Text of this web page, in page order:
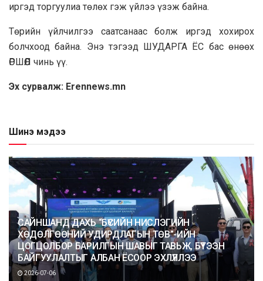
иргэд торгуулиа төлөх гэж үйлээ үзэж байна.
Төрийн үйлчилгээ саатсанаас болж иргэд хохирох
болчхоод байна. Энэ тэгээд ШУДАРГА ЁС бас өнөөх
ӨРШӨӨЛ чинь үү.
Эх сурвалж: Erennews.mn
Шинэ мэдээ
САЙНШАНД ДАХЬ “БҮСИЙН НИСЛЭГИЙН
ХӨДӨЛГӨӨНИЙ УДИРДЛАГЫН ТӨВ”-ИЙН
ЦОГЦОЛБОР БАРИЛГЫН ШАВЫГ ТАВЬЖ, БҮТЭЭН
БАЙГУУЛАЛТЫГ АЛБАН ЁСООР ЭХЛҮҮЛЛЭЭ
2026-07-06